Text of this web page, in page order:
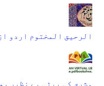
الرحیق المختوم اردو
مشرق کی بیٹی بے نظیر